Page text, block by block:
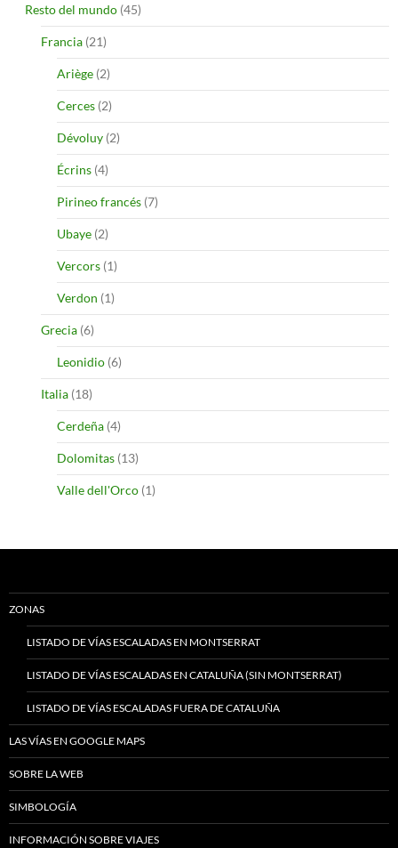
Resto del mundo (45)
Francia (21)
Ariège (2)
Cerces (2)
Dévoluy (2)
Écrins (4)
Pirineo francés (7)
Ubaye (2)
Vercors (1)
Verdon (1)
Grecia (6)
Leonidio (6)
Italia (18)
Cerdeña (4)
Dolomitas (13)
Valle dell'Orco (1)
ZONAS
LISTADO DE VÍAS ESCALADAS EN MONTSERRAT
LISTADO DE VÍAS ESCALADAS EN CATALUÑA (SIN MONTSERRAT)
LISTADO DE VÍAS ESCALADAS FUERA DE CATALUÑA
LAS VÍAS EN GOOGLE MAPS
SOBRE LA WEB
SIMBOLOGÍA
INFORMACIÓN SOBRE VIAJES